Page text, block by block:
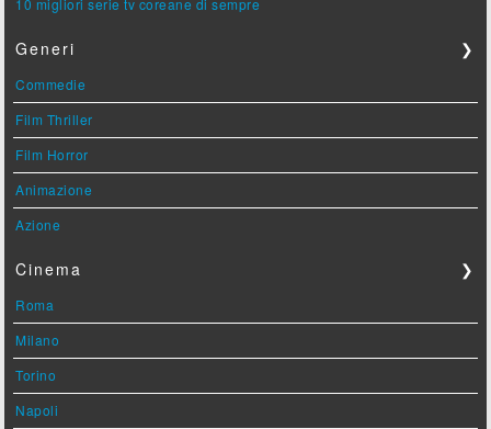
10 migliori serie tv coreane di sempre
Generi ❯
Commedie
Film Thriller
Film Horror
Animazione
Azione
Cinema ❯
Roma
Milano
Torino
Napoli